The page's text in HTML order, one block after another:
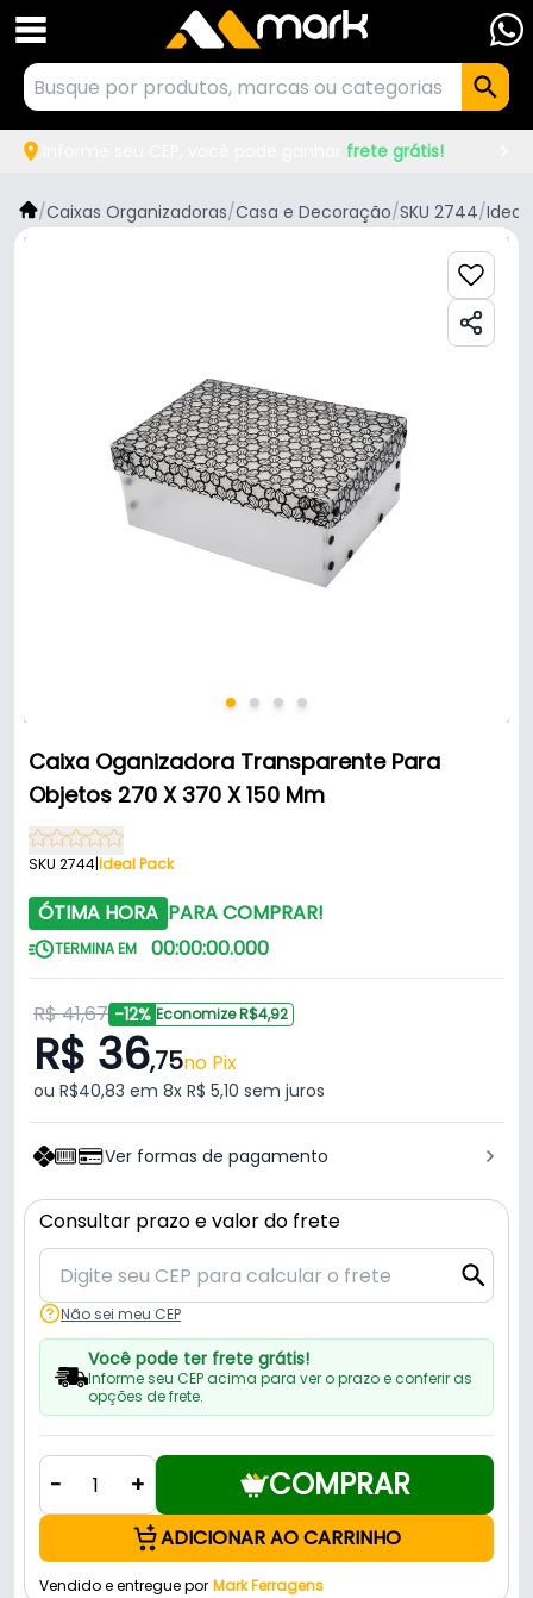
frete grátis!
/Caixas Organizadoras/Casa e Decoração/SKU 2744/Ideal
Caixa Oganizadora Transparente Para
Objetos 270 X 370 X 150 Mm
SKU 2744|Ideal Pack
ÓTIMA HORA PARA COMPRAR!
TERMINA EM 00:00:00.000
R$ 41,67 -12% Economize R$4,92
R$ 36,75no Pix
ou R$40,83 em 8x R$ 5,10 sem juros
Ver formas de pagamento
Consultar prazo e valor do frete
Não sei meu CEP
Você pode ter frete grátis!
Informe seu CEP acima para ver o prazo e conferir as
opções de frete.
- + COMPRAR
ADICIONAR AO CARRINHO
Vendido e entregue por Mark Ferragens